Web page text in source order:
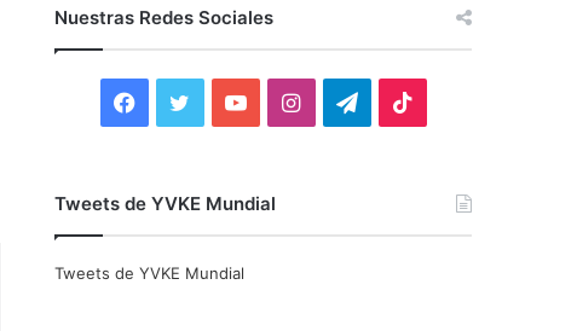
Nuestras Redes Sociales
F
c
i
Y
u
I
T
Tweets de YVKE Mundial
Tweets de YVKE Mundial